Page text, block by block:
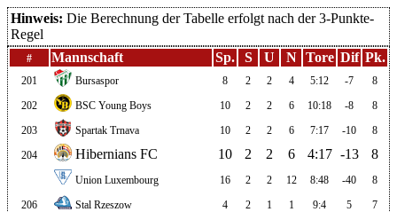
Hinweis: Die Berechnung der Tabelle erfolgt nach der 3-Punkte-
Regel
# Mannschaft Sp. S U N Tore Dif Pk.
201 Bursaspor 8 2 2 4 5:12 -7
8
202
BSC Young Boys 10 2 2 6 10:18 -8
8
203
Spartak Trnava 10 2 2 6 7:17 -10
8
204
Hibernians FC 10 2 2 6 4:17 -13 8
Union Luxembourg 16 2 2 12 8:48 -40
8
206
Stal Rzeszow 4 2 1 1 9:4 5
7